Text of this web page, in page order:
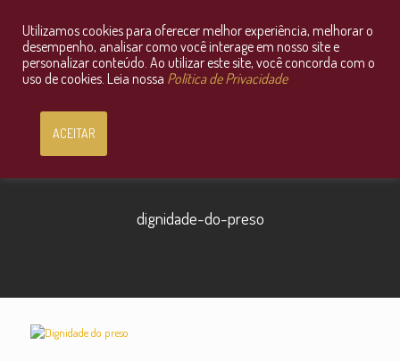
Consultoria Jurídica OnLine
dignidade-do-preso
Utilizamos cookies para oferecer melhor experiência, melhorar o
desempenho, analisar como você interage em nosso site e
personalizar conteúdo. Ao utilizar este site, você concorda com o
uso de cookies. Leia nossa Política de Privacidade
ACEITAR